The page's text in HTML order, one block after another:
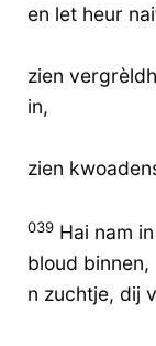
en let heur
zien
in,
zien
039 Hai nam
bloud binnen,
n zuchtje, dij